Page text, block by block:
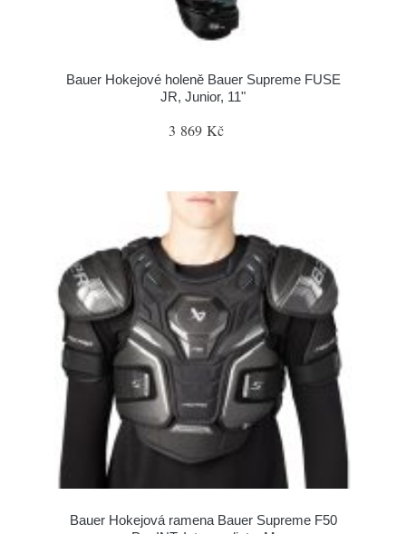
Bauer Hokejové holeně Bauer Supreme FUSE
JR, Junior, 11"
3 869 Kč
Bauer Hokejová ramena Bauer Supreme F50